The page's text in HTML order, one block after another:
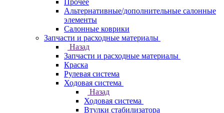
Прочее
Альтернативные/дополнительные салонные
элементы
Салонные коврики
Запчасти и расходные материалы
Назад
Запчасти и расходные материалы
Краска
Рулевая система
Ходовая система
Назад
Ходовая система
Втулки стабилизатора